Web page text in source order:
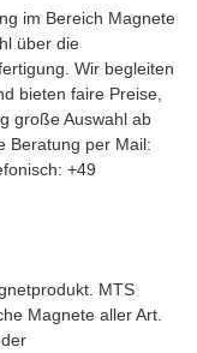
im Bereich Magnete
über die
Wir begleiten
bieten faire Preise,
große Auswahl ab
Beratung per Mail:
+49
MTS
Magnete aller Art.